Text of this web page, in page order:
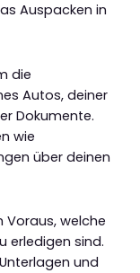
Auspacken in
die
Autos, deiner
Dokumente.
wie
über deinen
Voraus, welche
erledigen sind.
und